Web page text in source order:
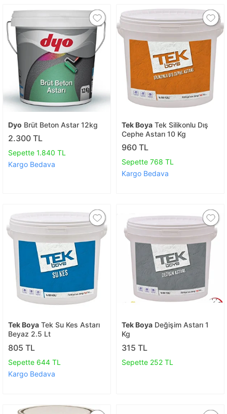
Dyo Brüt Beton Astar 12kg
2.300 TL
Sepette 1.840 TL
Kargo Bedava
Tek Boya Tek Silikonlu Dış
Cephe Astarı 10 Kg
960 TL
Sepette 768 TL
Kargo Bedava
Tek Boya Tek Su Kes Astarı
Beyaz 2.5 Lt
805 TL
Sepette 644 TL
Kargo Bedava
Tek Boya Değişim Astarı 1
Kg
315 TL
Sepette 252 TL